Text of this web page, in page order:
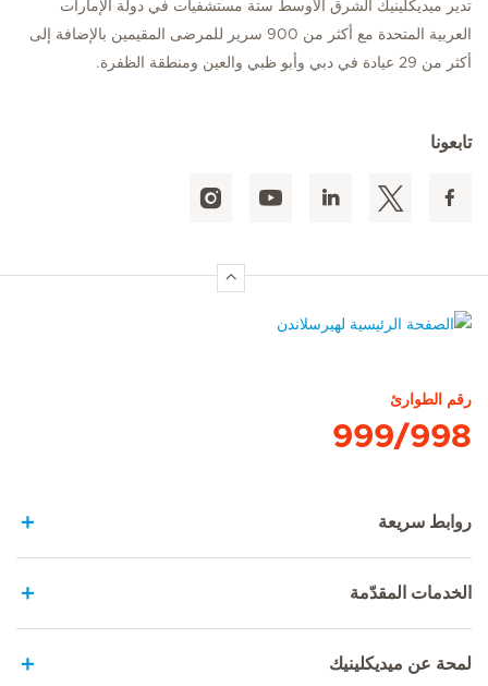
تدير ميديكلينيك الشرق الأوسط ستة مستشفيات في دولة الإمارات
العربية المتحدة مع أكثر من 900 سرير للمرضى المقيمين بالإضافة إلى
أكثر من 29 عيادة في دبي وأبو ظبي والعين ومنطقة الظفرة.
تابعونا
رقم الطوارئ
999/998
روابط سريعة
الخدمات المقدّمة
لمحة عن ميديكلينيك